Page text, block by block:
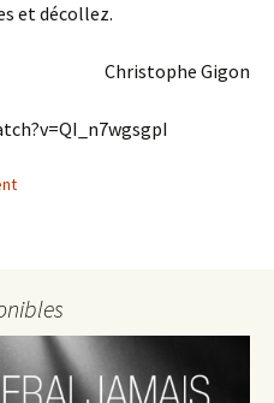
et décollez.
Christophe Gigon